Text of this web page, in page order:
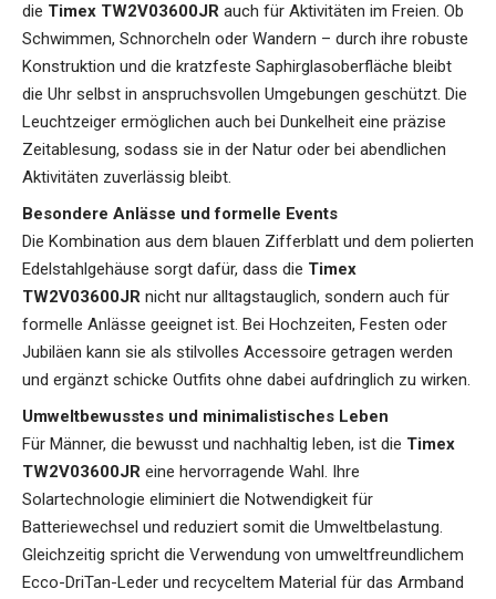
die Timex TW2V03600JR auch für Aktivitäten im Freien. Ob
Schwimmen, Schnorcheln oder Wandern – durch ihre robuste
Konstruktion und die kratzfeste Saphirglasoberfläche bleibt
die Uhr selbst in anspruchsvollen Umgebungen geschützt. Die
Leuchtzeiger ermöglichen auch bei Dunkelheit eine präzise
Zeitablesung, sodass sie in der Natur oder bei abendlichen
Aktivitäten zuverlässig bleibt.
Besondere Anlässe und formelle Events
Die Kombination aus dem blauen Zifferblatt und dem polierten
Edelstahlgehäuse sorgt dafür, dass die Timex
TW2V03600JR nicht nur alltagstauglich, sondern auch für
formelle Anlässe geeignet ist. Bei Hochzeiten, Festen oder
Jubiläen kann sie als stilvolles Accessoire getragen werden
und ergänzt schicke Outfits ohne dabei aufdringlich zu wirken.
Umweltbewusstes und minimalistisches Leben
Für Männer, die bewusst und nachhaltig leben, ist die Timex
TW2V03600JR eine hervorragende Wahl. Ihre
Solartechnologie eliminiert die Notwendigkeit für
Batteriewechsel und reduziert somit die Umweltbelastung.
Gleichzeitig spricht die Verwendung von umweltfreundlichem
Ecco-DriTan-Leder und recyceltem Material für das Armband